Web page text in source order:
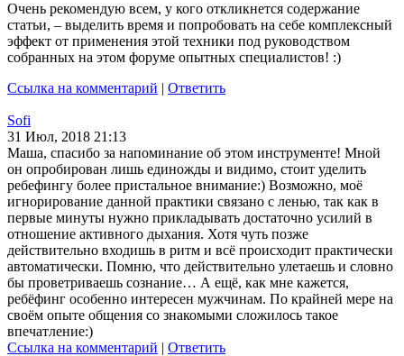
Очень рекомендую всем, у кого откликнется содержание
статьи, – выделить время и попробовать на себе комплексный
эффект от применения этой техники под руководством
собранных на этом форуме опытных специалистов! :)
Ссылка на комментарий | Ответить
Sofi
31 Июл, 2018 21:13
Маша, спасибо за напоминание об этом инструменте! Мной
он опробирован лишь единожды и видимо, стоит уделить
ребефингу более пристальное внимание:) Возможно, моё
игнорирование данной практики связано с ленью, так как в
первые минуты нужно прикладывать достаточно усилий в
отношение активного дыхания. Хотя чуть позже
действительно входишь в ритм и всё происходит практически
автоматически. Помню, что действительно улетаешь и словно
бы проветриваешь сознание… А ещё, как мне кажется,
ребёфинг особенно интересен мужчинам. По крайней мере на
своём опыте общения со знакомыми сложилось такое
впечатление:)
Ссылка на комментарий | Ответить